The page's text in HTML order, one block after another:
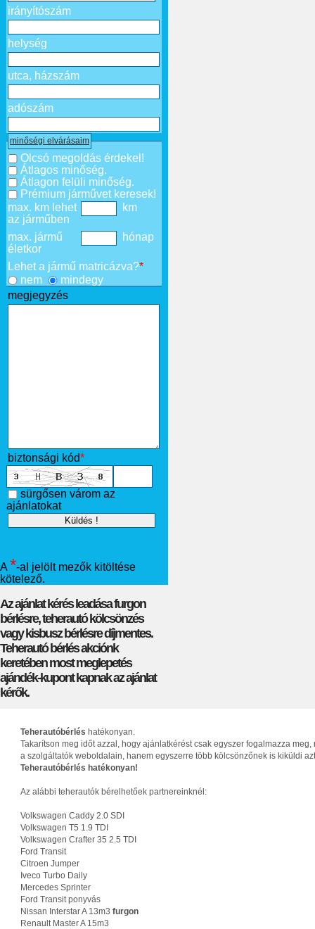
irányítószám
helység
utca, házszám
adószám
minőségi elvárásaim
Olcsó megoldás érdekel!
Átlagos minőség.
Átlagon felüli minőség.
Prémium járművet keresek!
max. km lehet
az járműben
km
max. jármű
életkor
hónap
Lehet a jármű matricázva?*
nem
mindegy
megjegyzés
biztonsági kód*
sürgősen várom az
ajánlatokat
A *-al jelölt mezők kitöltése
kötelező.
Az ajánlat kérés leadása furgon
bérlésre, teherautó kölcsönzés
vagy kisbusz bérlésre díjmentes.
Teherautó bérlés akciónk
keretében most meglepetés
ajándék-kupont kapnak az ajánlat
kérők.
Teherautóbérlés hatékonyan.
Takarítson meg időt azzal, hogy ajánlatkérést csak egyszer fogalmazza
a szolgáltatók weboldalain, hanem egyszerre több kölcsönzőnek is kiküldi
Teherautóbérlés hatékonyan!
Az alábbi teherautók bérelhetőek partnereinknél:
Volkswagen Caddy 2.0 SDI
Volkswagen T5 1.9 TDI
Volkswagen Crafter 35 2.5 TDI
Ford Transit
Citroen Jumper
Iveco Turbo Daily
Mercedes Sprinter
Ford Transit ponyvás
Nissan Interstar A 13m3 furgon
Renault Master A 15m3